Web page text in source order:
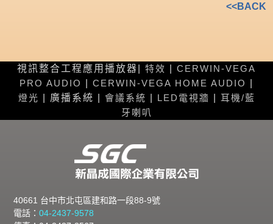
<<BACK
視訊整合工程應用播放器| 特效
CERWIN-VEGA
PRO AUDIO
CERWIN-VEGA HOME AUDIO
燈光 | 廣播系統 | 會議系統 LED電視牆
耳機/藍
牙喇叭
40661 台中市北屯區建和路一段88-9號
電話：04-2437-9578